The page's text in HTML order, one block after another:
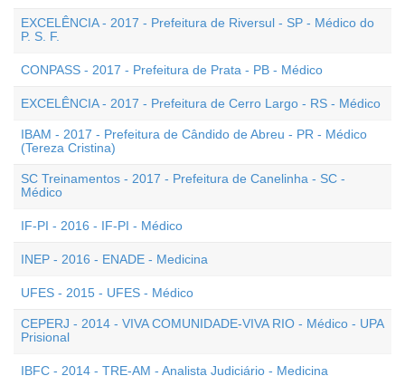
EXCELÊNCIA - 2017 - Prefeitura de Riversul - SP - Médico do
P. S. F.
CONPASS - 2017 - Prefeitura de Prata - PB - Médico
EXCELÊNCIA - 2017 - Prefeitura de Cerro Largo - RS - Médico
IBAM - 2017 - Prefeitura de Cândido de Abreu - PR - Médico
(Tereza Cristina)
SC Treinamentos - 2017 - Prefeitura de Canelinha - SC -
Médico
IF-PI - 2016 - IF-PI - Médico
INEP - 2016 - ENADE - Medicina
UFES - 2015 - UFES - Médico
CEPERJ - 2014 - VIVA COMUNIDADE-VIVA RIO - Médico - UPA
Prisional
IBFC - 2014 - TRE-AM - Analista Judiciário - Medicina